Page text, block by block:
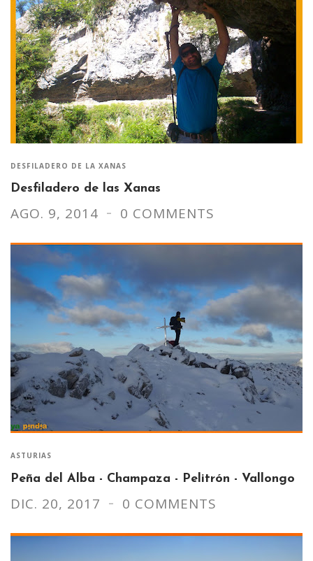
DESFILADERO DE LA XANAS
Desfiladero de las Xanas
AGO. 9, 2014 0 COMMENTS
ASTURIAS
Peña del Alba - Champaza - Pelitrón - Vallongo
DIC. 20, 2017 0 COMMENTS